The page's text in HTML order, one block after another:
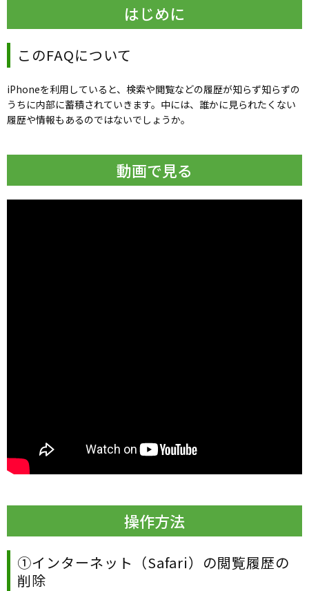
はじめに
このFAQについて
iPhoneを利用していると、検索や閲覧などの履歴が知らず知らずの
うちに内部に蓄積されていきます。中には、誰かに見られたくない
履歴や情報もあるのではないでしょうか。
動画で見る
操作方法
①インターネット（Safari）の閲覧履歴の
削除